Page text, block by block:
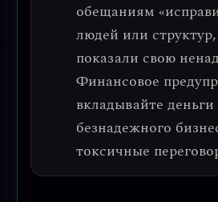
обещаниям
людей или
показали свою
Финансовое
вкладывайте
безнадежного
токсичные